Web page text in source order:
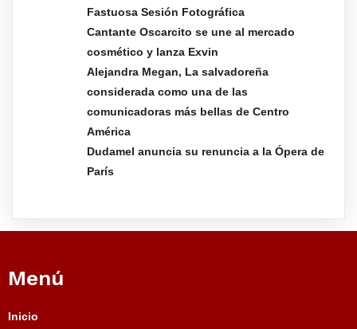
Fastuosa Sesión Fotográfica
Cantante Oscarcito se une al mercado
cosmético y lanza Exvin
Alejandra Megan, La salvadoreña
considerada como una de las
comunicadoras más bellas de Centro
América
Dudamel anuncia su renuncia a la Ópera de
París
Menú
Inicio